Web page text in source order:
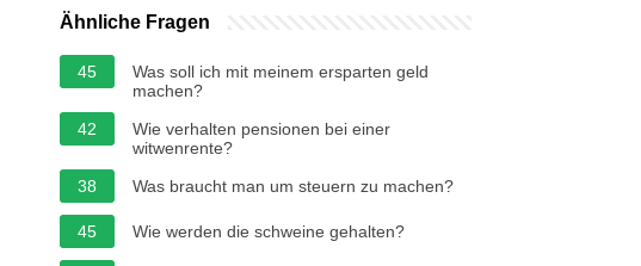
Ähnliche Fragen
45
Was soll ich mit meinem ersparten geld
machen?
42
Wie verhalten pensionen bei einer
witwenrente?
38
Was braucht man um steuern zu machen?
45 Wie werden die schweine gehalten?